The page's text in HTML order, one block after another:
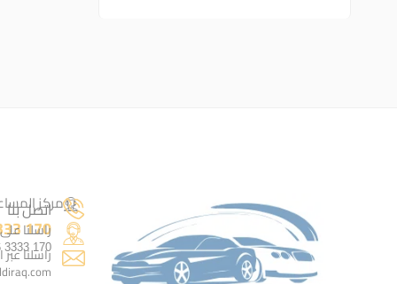
مركزاتصل بنا
170 3333 0776
راسلنا
170 3333 0776
راسلنا عبر